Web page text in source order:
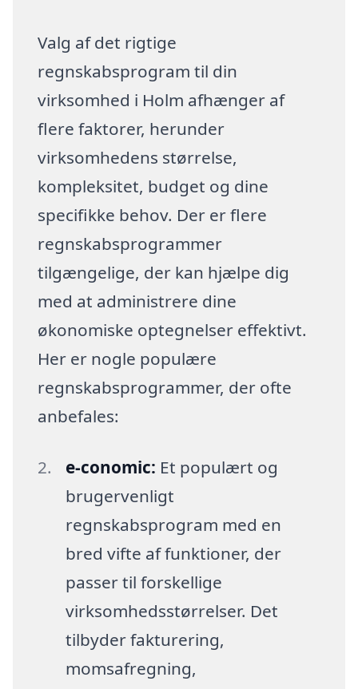
Valg af det rigtige
regnskabsprogram til din
virksomhed i Holm afhænger af
flere faktorer, herunder
virksomhedens størrelse,
kompleksitet, budget og dine
specifikke behov. Der er flere
regnskabsprogrammer
tilgængelige, der kan hjælpe dig
med at administrere dine
økonomiske optegnelser effektivt.
Her er nogle populære
regnskabsprogrammer, der ofte
anbefales:
e-conomic: Et populært og
brugervenligt
regnskabsprogram med en
bred vifte af funktioner, der
passer til forskellige
virksomhedsstørrelser. Det
tilbyder fakturering,
momsafregning,